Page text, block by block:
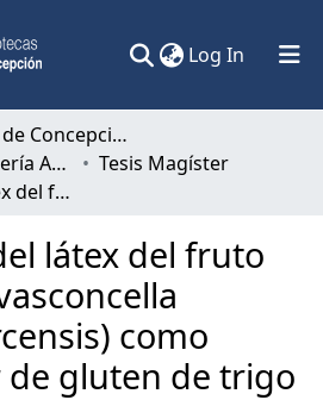
Log In (current)
Universidad de Concepción
Facultad de Ingeniería Agrícola
Tesis Magíster
Evaluación del látex del fruto de papayo (vasconcella cundinamarcensis) como modificador de gluten de trigo
látex del fruto
como
gluten de trigo